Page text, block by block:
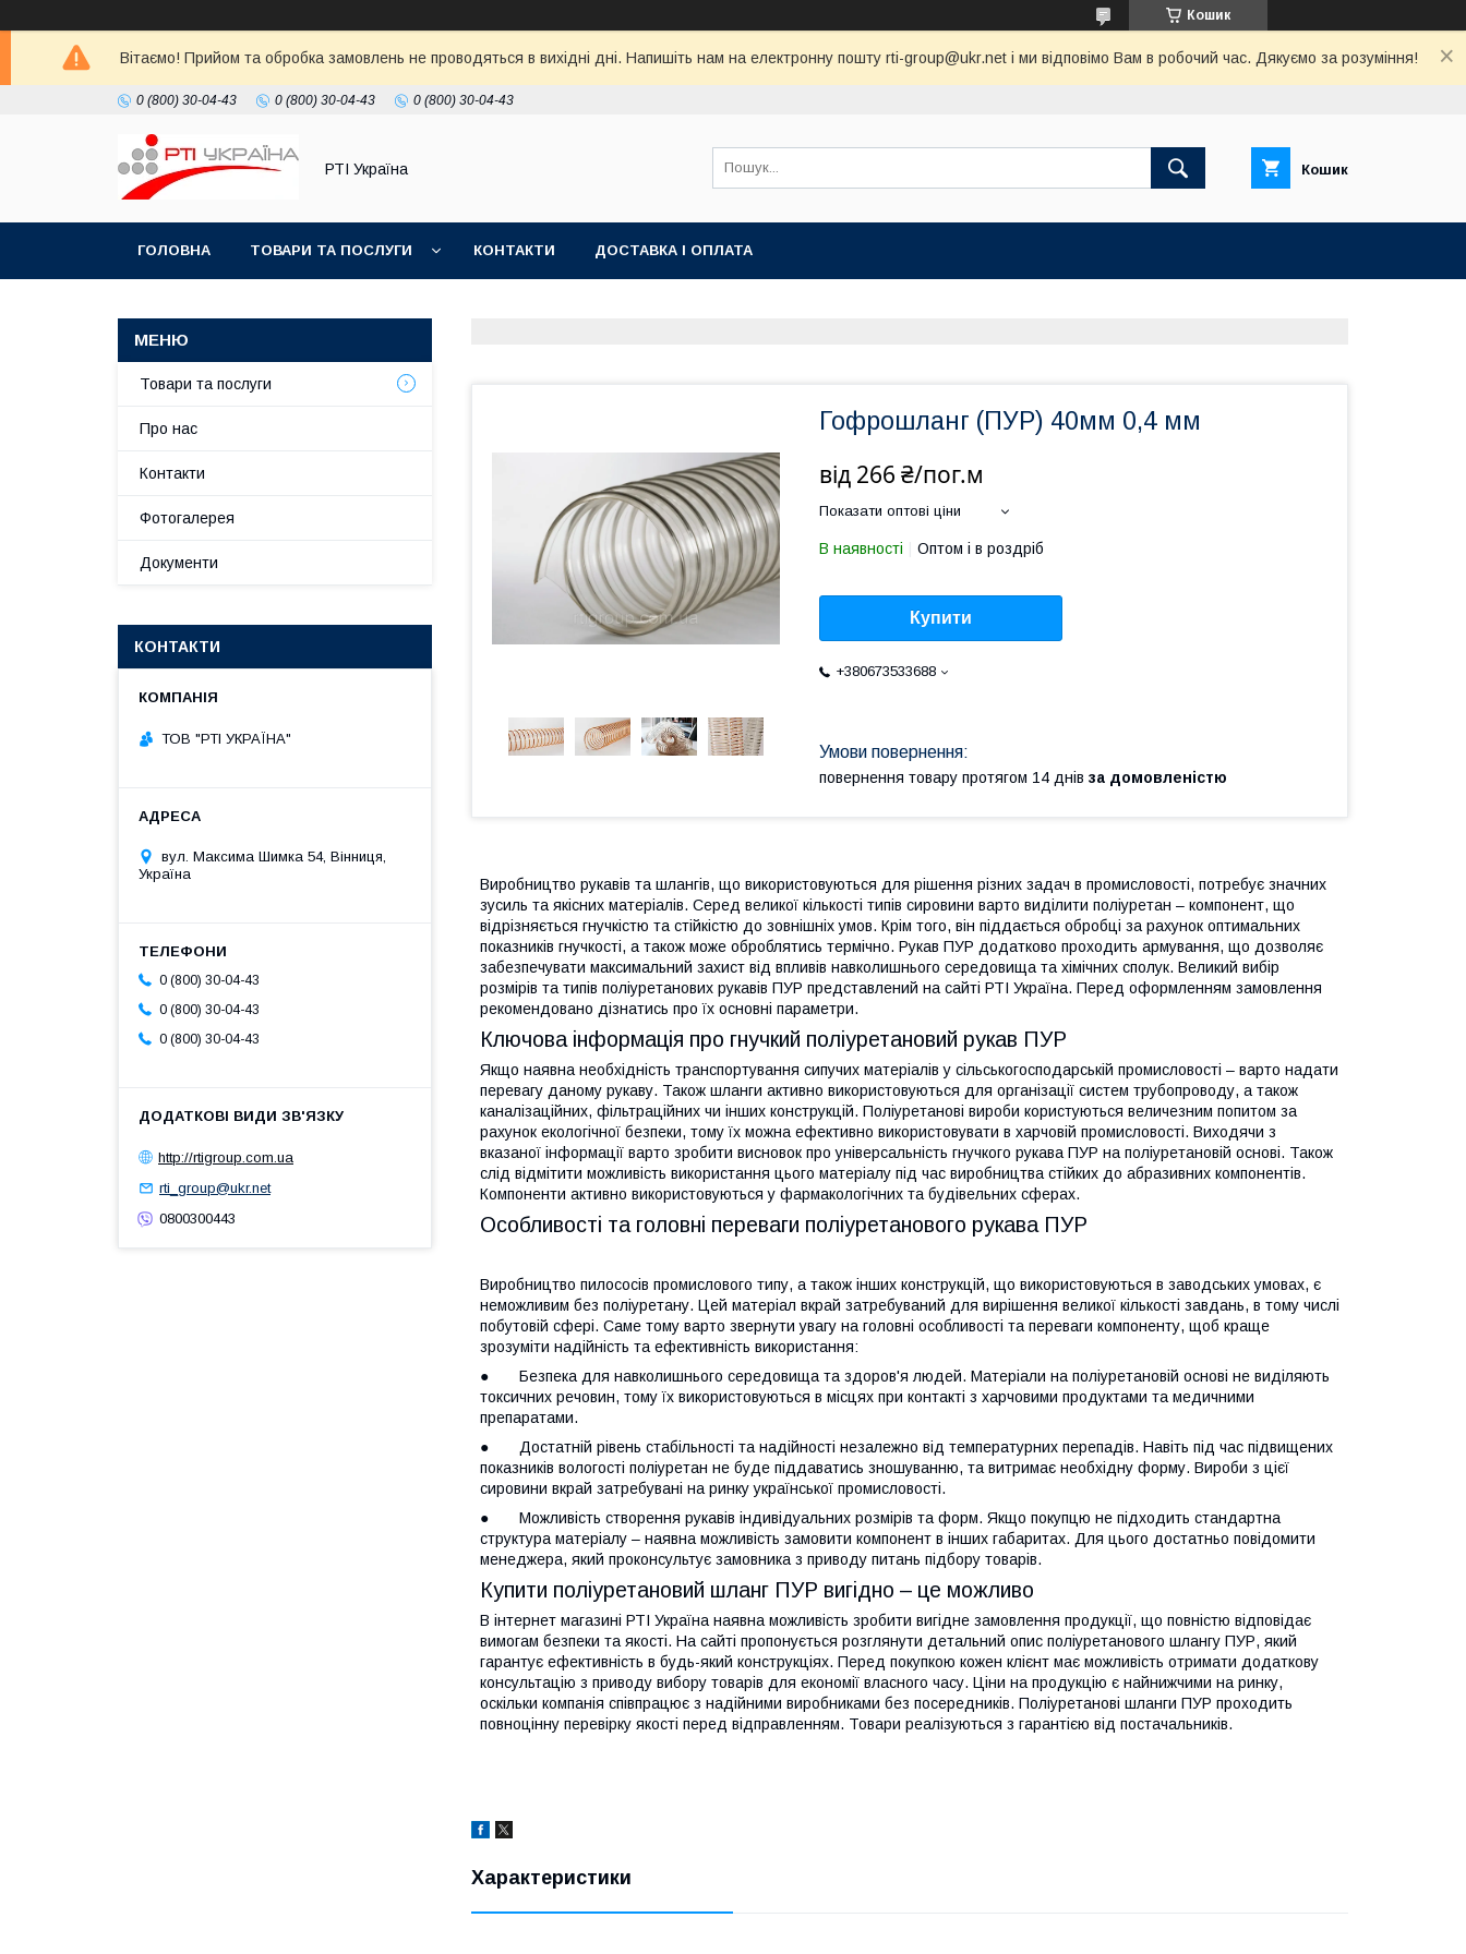
Кошик
Вітаємо! Прийом та обробка замовлень не проводяться в вихідні дні. Напишіть нам на електронну пошту rti-group@ukr.net і ми відповімо Вам в робочий час. Дякуємо за розуміння!
0 (800) 30-04-43 0 (800) 30-04-43 0 (800) 30-04-43
РТІ Україна Кошик
ГОЛОВНА ТОВАРИ ТА ПОСЛУГИ КОНТАКТИ ДОСТАВКА І ОПЛАТА
Гофрошланг (ПУР) 40мм 0,4 мм
від 266 ₴/пог.м
Показати оптові ціни
В наявності Оптом і в роздріб
Купити
+380673533688
повернення товару протягом 14 днів за домовленістю
Виробництво рукавів та шлангів, що використовуються для рішення різних задач в промисловості, потребує значних
зусиль та якісних матеріалів. Серед великої кількості типів сировини варто виділити поліуретан – компонент, що
відрізняється гнучкістю та стійкістю до зовнішніх умов. Крім того, він піддається обробці за рахунок оптимальних
показників гнучкості, а також може оброблятись термічно. Рукав ПУР додатково проходить армування, що дозволяє
забезпечувати максимальний захист від впливів навколишнього середовища та хімічних сполук. Великий вибір
розмірів та типів поліуретанових рукавів ПУР представлений на сайті РТІ Україна. Перед оформленням замовлення
рекомендовано дізнатись про їх основні параметри.
Ключова інформація про гнучкий поліуретановий рукав ПУР
Якщо наявна необхідність транспортування сипучих матеріалів у сільськогосподарській промисловості – варто надати
перевагу даному рукаву. Також шланги активно використовуються для організації систем трубопроводу, а також
каналізаційних, фільтраційних чи інших конструкцій. Поліуретанові вироби користуються величезним попитом за
рахунок екологічної безпеки, тому їх можна ефективно використовувати в харчовій промисловості. Виходячи з
вказаної інформації варто зробити висновок про універсальність гнучкого рукава ПУР на поліуретановій основі. Також
слід відмітити можливість використання цього матеріалу під час виробництва стійких до абразивних компонентів.
Компоненти активно використовуються у фармакологічних та будівельних сферах.
Особливості та головні переваги поліуретанового рукава ПУР
Виробництво пилососів промислового типу, а також інших конструкцій, що використовуються в заводських умовах, є
неможливим без поліуретану. Цей матеріал вкрай затребуваний для вирішення великої кількості завдань, в тому числі
побутовій сфері. Саме тому варто звернути увагу на головні особливості та переваги компоненту, щоб краще
зрозуміти надійність та ефективність використання:
● Безпека для навколишнього середовища та здоров'я людей. Матеріали на поліуретановій основі не виділяють
токсичних речовин, тому їх використовуються в місцях при контакті з харчовими продуктами та медичними
препаратами.
● Достатній рівень стабільності та надійності незалежно від температурних перепадів. Навіть під час підвищених
показників вологості поліуретан не буде піддаватись зношуванню, та витримає необхідну форму. Вироби з цієї
сировини вкрай затребувані на ринку української промисловості.
● Можливість створення рукавів індивідуальних розмірів та форм. Якщо покупцю не підходить стандартна
структура матеріалу – наявна можливість замовити компонент в інших габаритах. Для цього достатньо повідомити
менеджера, який проконсультує замовника з приводу питань підбору товарів.
Купити поліуретановий шланг ПУР вигідно – це можливо
В інтернет магазині РТІ Україна наявна можливість зробити вигідне замовлення продукції, що повністю відповідає
вимогам безпеки та якості. На сайті пропонується розглянути детальний опис поліуретанового шлангу ПУР, який
гарантує ефективність в будь-який конструкціях. Перед покупкою кожен клієнт має можливість отримати додаткову
консультацію з приводу вибору товарів для економії власного часу. Ціни на продукцію є найнижчими на ринку,
оскільки компанія співпрацює з надійними виробниками без посередників. Поліуретанові шланги ПУР проходить
повноцінну перевірку якості перед відправленням. Товари реалізуються з гарантією від постачальників.
Характеристики
Товари та послуги
Про нас
Контакти
Фотогалерея
Документи
КОНТАКТИ
ТОВ "РТІ УКРАЇНА"
вул. Максима Шимка 54, Вінниця,
Україна
0 (800) 30-04-43
0 (800) 30-04-43
0 (800) 30-04-43
http://rtigroup.com.ua
rti_group@ukr.net
0800300443